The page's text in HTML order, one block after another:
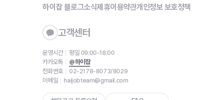
하이잡 블로그소식제휴이용약관개인정보 보호정책
고객센터
운영시간
평일 09:00-18:00
카카오톡
@하이잡
전화번호
02-2178-8073/8029
이메일
haijobteam@gmail.com